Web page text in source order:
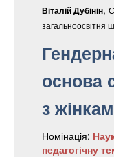
Статистика
Про проект
реєстрація
Віталій Дубінін,
загальноосвітня
основа
з
Номінація:
педагогічну